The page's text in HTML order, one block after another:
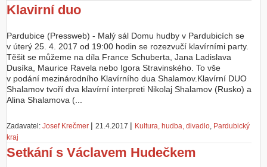
Klavirní duo
Pardubice (Pressweb) - Malý sál Domu hudby v Pardubicích se
v úterý 25. 4. 2017 od 19:00 hodin se rozezvučí klavírními party.
Těšit se můžeme na díla France Schuberta, Jana Ladislava
Dusíka, Maurice Ravela nebo Igora Stravinského. To vše
v podání mezinárodního Klavírního dua Shalamov.Klavírní DUO
Shalamov tvoří dva klavírní interpreti Nikolaj Shalamov (Rusko) a
Alina Shalamova (...
Zadavatel: Josef Krečmer | 21.4.2017 | Kultura, hudba, divadlo, Pardubický
kraj
Setkání s Václavem Hudečkem